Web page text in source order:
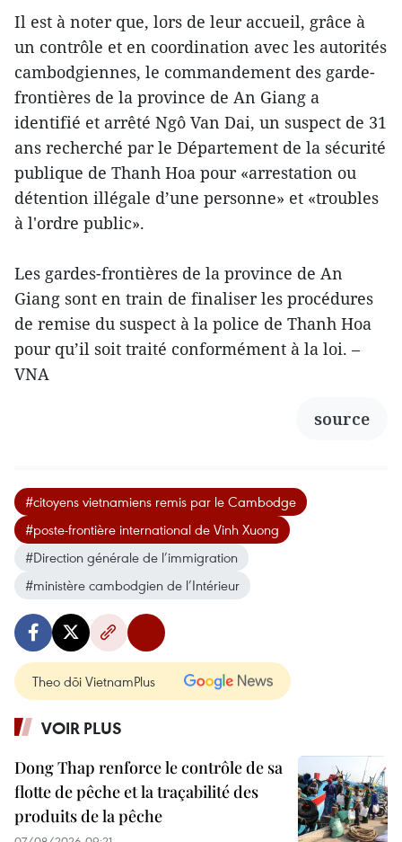
Il est à noter que, lors de leur accueil, grâce à
un contrôle et en coordination avec les autorités
cambodgiennes, le commandement des garde-
frontières de la province de An Giang a
identifié et arrêté Ngô Van Dai, un suspect de 31
ans recherché par le Département de la sécurité
publique de Thanh Hoa pour «arrestation ou
détention illégale d’une personne» et «troubles
à l'ordre public».
Les gardes-frontières de la province de An
Giang sont en train de finaliser les procédures
de remise du suspect à la police de Thanh Hoa
pour qu’il soit traité conformément à la loi. –
VNA
source
#citoyens vietnamiens remis par le Cambodge
#poste-frontière international de Vinh Xuong
#Direction générale de l’immigration
#ministère cambodgien de l’Intérieur
Theo dõi VietnamPlus
VOIR PLUS
Dong Thap renforce le contrôle de sa
flotte de pêche et la traçabilité des
produits de la pêche